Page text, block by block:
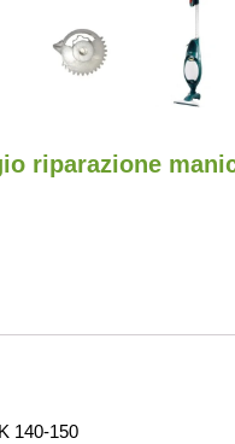
riparazione
140-150